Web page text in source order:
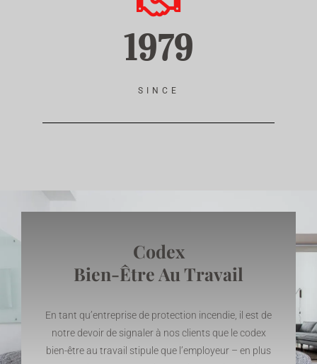
1979
SINCE
Codex
Bien-Être Au Travail
En tant qu’entreprise de protection incendie, il est de
notre devoir de signaler à nos clients que le codex
bien-être au travail stipule que l’employeur – en plus